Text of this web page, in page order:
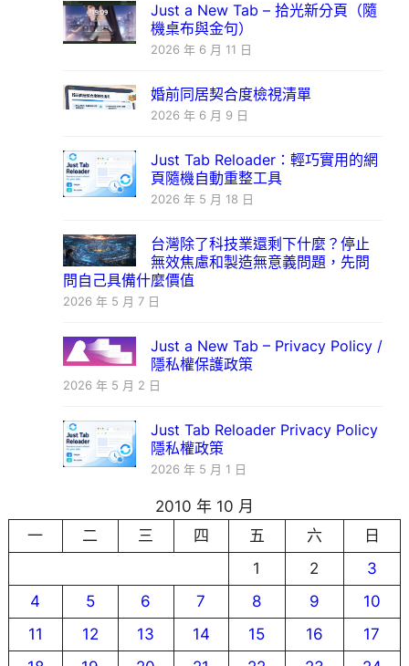
Just a New Tab – 拾光新分頁（隨
機桌布與金句）
2026 年 6 月 11 日
婚前同居契合度檢視清單
2026 年 6 月 9 日
Just Tab Reloader：輕巧實用的網
頁隨機自動重整工具
2026 年 5 月 18 日
台灣除了科技業還剩下什麼？停止
無效焦慮和製造無意義問題，先問
問自己具備什麼價值
2026 年 5 月 7 日
Just a New Tab – Privacy Policy /
隱私權保護政策
2026 年 5 月 2 日
Just Tab Reloader Privacy Policy
隱私權政策
2026 年 5 月 1 日
2010 年 10 月
一
二 三 四 五 六
日
1
2
3
4
5 6 7 8 9
10
11
12 13 14 15 16
17